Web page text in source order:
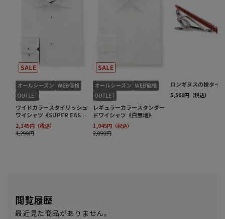
閲覧履歴
最近見た商品がありません。